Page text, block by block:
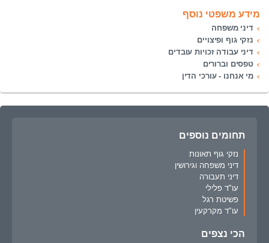
מידע משפטי נוסף
דיני משפחה
נזקי גוף ופיצויים
דיני עבודה זכויות עובדים
טפסים וברורים
מי אנחנו - עורכי הדין
תחומים נוספים
נזקי גוף תאונות
דיני משפחה וגירושין
דיני תעבורה
עו"ד פלילי
פשיטת רגל
עו"ד מקרקעין
הכי נצפים